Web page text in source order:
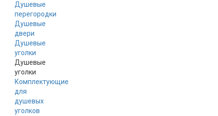
Душевые
перегородки
Душевые
двери
Душевые
уголки
Душевые
уголки
Комплектующие
для
душевых
уголков